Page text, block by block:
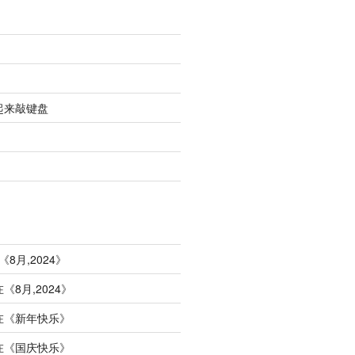
敲键盘
8月,2024》
《8月,2024》
《新年快乐》
《国庆快乐》